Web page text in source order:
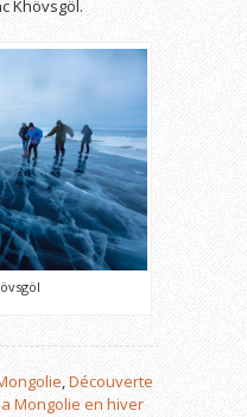
Khövsgöl.
,Découverte
Mongolie en hiver